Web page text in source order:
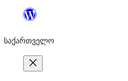
შიგთავსზე
საქართველო